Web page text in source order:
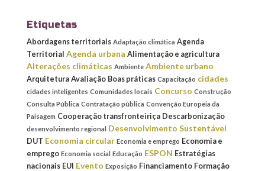
Etiquetas
Abordagens territoriais Adaptação climática Agenda
Territorial Agenda urbana Alimentação e agricultura
Alterações climáticas Ambiente Ambiente urbano
Arquitetura Avaliação Boas práticas Capacitação cidades
cidades inteligentes Comunidades locais Concurso Construção
Consulta Pública Contratação pública Convenção Europeia da
Paisagem Cooperação transfronteiriça Descarbonização
desenvolvimento regional Desenvolvimento Sustentável
DUT Economia circular Economia e emprego Economia e
emprego Economia social Educação ESPON Estratégias
nacionais EUI Evento Exposição Financiamento Formação